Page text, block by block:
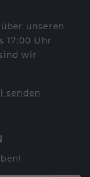
unseren
17:00 Uhr
wir
senden